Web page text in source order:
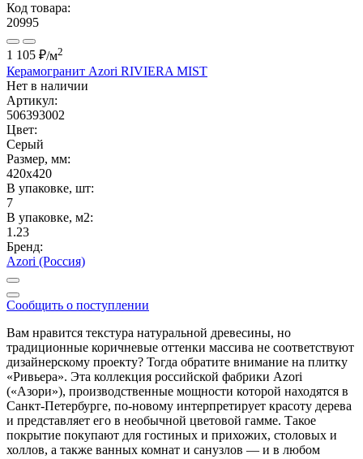
Код товара:
20995
1 105 ₽/м2
Керамогранит Azori RIVIERA MIST
Нет в наличии
Артикул:
506393002
Цвет:
Серый
Размер, мм:
420x420
В упаковке, шт:
7
В упаковке, м2:
1.23
Бренд:
Azori (Россия)
Сообщить о поступлении
Вам нравится текстура натуральной древесины, но
традиционные коричневые оттенки массива не соответствуют
дизайнерскому проекту? Тогда обратите внимание на плитку
«Ривьера». Эта коллекция российской фабрики Azori
(«Азори»), производственные мощности которой находятся в
Санкт-Петербурге, по-новому интерпретирует красоту дерева
и представляет его в необычной цветовой гамме. Такое
покрытие покупают для гостиных и прихожих, столовых и
холлов, а также ванных комнат и санузлов — и в любом